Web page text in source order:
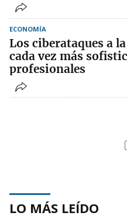
ECONOMÍA
Los ciberataques a
cada vez más
profesionales
LO MÁS LEÍDO